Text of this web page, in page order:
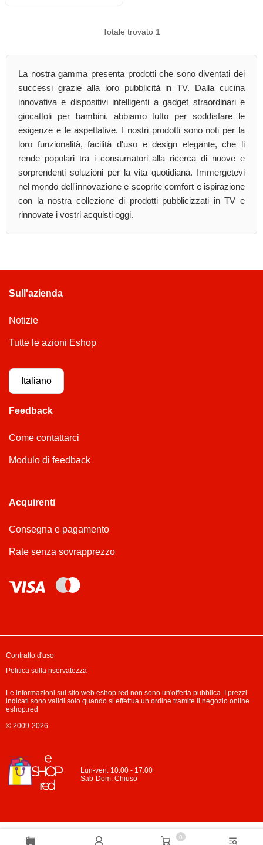
0
Totale trovato 1
La nostra gamma presenta prodotti che sono diventati dei
successi grazie alla loro pubblicità in TV. Dalla cucina
innovativa e dispositivi intelligenti a gadget straordinari e
giocattoli per bambini, abbiamo tutto per soddisfare le
esigenze e le aspettative. I nostri prodotti sono noti per la
loro funzionalità, facilità d'uso e design elegante, che li
rende popolari tra i consumatori alla ricerca di nuove e
sorprendenti soluzioni per la vita quotidiana. Immergetevi
nel mondo dell'innovazione e scoprite comfort e ispirazione
con la nostra collezione di prodotti pubblicizzati in TV e
rinnovate i vostri acquisti oggi.
Sull'azienda
Notizie
Tutte le azioni Eshop
Italiano
Feedback
Come contattarci
Modulo di feedback
Acquirenti
Consegna e pagamento
Rate senza sovrapprezzo
Lun-ven: 10:00 - 17:00
Sab-Dom: Chiuso
Contratto d'uso
Politica sulla riservatezza
Le informazioni sul sito web eshop.red non sono un'offerta pubblica. I prezzi
indicati sono validi solo quando si effettua un ordine tramite il negozio online
eshop.red
© 2009-2026